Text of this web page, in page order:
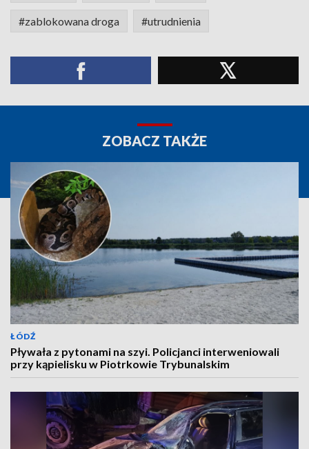
#zablokowana droga #utrudnienia
ZOBACZ TAKŻE
ŁÓDŹ
Pływała z pytonami na szyi. Policjanci interweniowali
przy kąpielisku w Piotrkowie Trybunalskim